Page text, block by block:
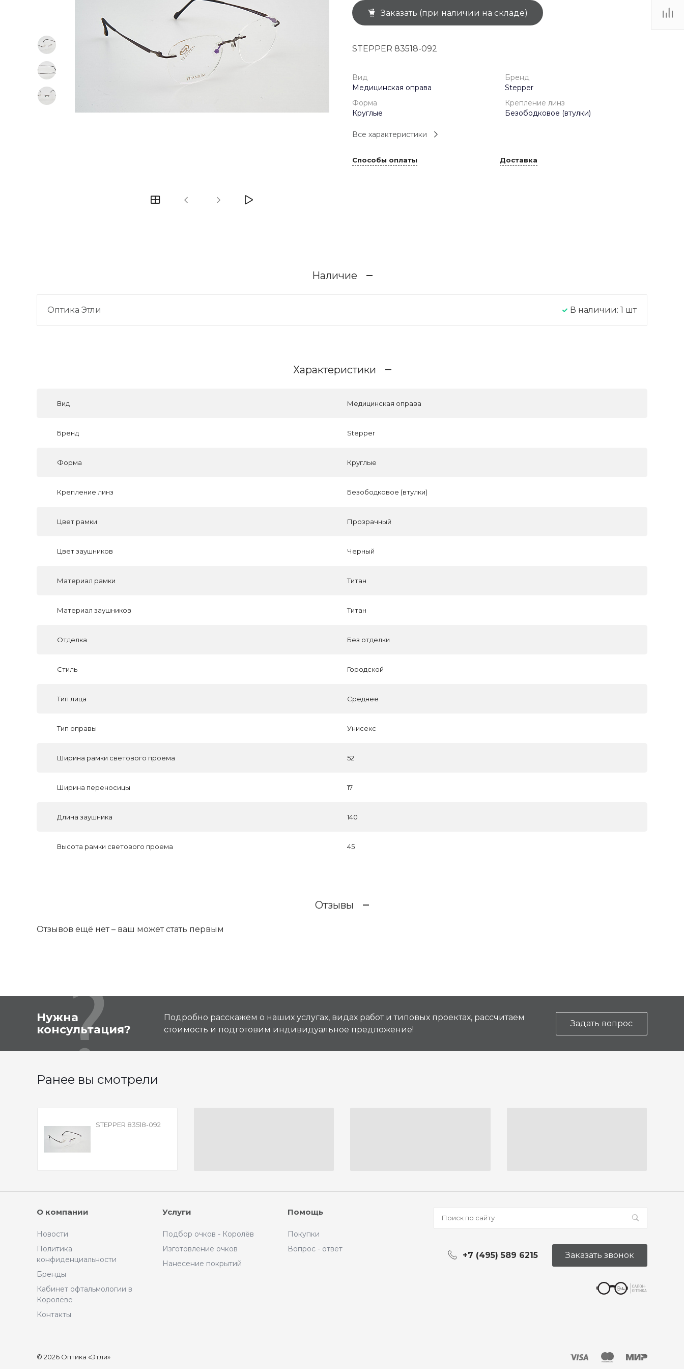
+7 (926) 092 4274
г. Королёв, пр-т
(0-9)
1 мая: 10:00-19:00
9 мая: 10:00-19:00
Заказать (при наличии на складе)
STEPPER 83518-092
Вид
Медицинская оправа
Бренд
Stepper
Форма
Круглые
Крепление линз
Безободковое (втулки)
Все характеристики
Способы оплаты Доставка
Наличие
Оптика Этли В наличии: 1 шт
Характеристики
Вид Медицинская оправа
Бренд Stepper
Форма Круглые
Крепление линз Безободковое (втулки)
Цвет рамки Прозрачный
Цвет заушников Черный
Материал рамки Титан
Материал заушников Титан
Отделка Без отделки
Стиль Городской
Тип лица Среднее
Тип оправы Унисекс
Ширина рамки светового проема 52
Ширина переносицы 17
Длина заушника 140
Высота рамки светового проема 45
Отзывы
Отзывов ещё нет – ваш может стать первым
Нужна
консультация?
Подробно расскажем о наших услугах, видах работ и типовых проектах, рассчитаем
стоимость и подготовим индивидуальное предложение!
Задать вопрос
Ранее вы смотрели
STEPPER 83518-092
О компании
Новости
Политика
конфиденциальности
Бренды
Кабинет офтальмологии в
Королёве
Контакты
Услуги
Подбор очков - Королёв
Изготовление очков
Нанесение покрытий
Помощь
Покупки
Вопрос - ответ
+7 (495) 589 6215 Заказать звонок
© 2026 Оптика «Этли»